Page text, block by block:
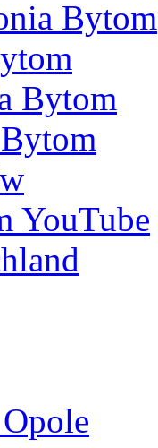
Bytom
Bytom
YouTube